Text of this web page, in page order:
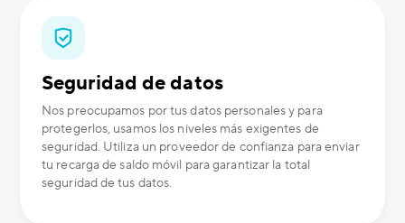
Seguridad de datos
Nos preocupamos por tus datos personales y para
protegerlos, usamos los niveles más exigentes de
seguridad. Utiliza un proveedor de confianza para enviar
tu recarga de saldo móvil para garantizar la total
seguridad de tus datos.